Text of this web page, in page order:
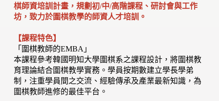
棋師資培訓計畫，規劃初/中/高階課程、研討會與工作
坊，致力於圍棋教學的師資人才培訓。
【課程特色】
「圍棋教師的EMBA」
本課程參考韓國明知大學圍棋系之課程設計，將圍棋教
育理論結合圍棋教學實務。學員按期數建立學長學弟
制，注重學員間之交流、經驗傳承及產業最新知識，為
圍棋教師進修的最佳平台。